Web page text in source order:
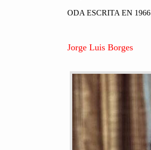
ODA ESCRITA EN 1966
Jorge Luis Borges